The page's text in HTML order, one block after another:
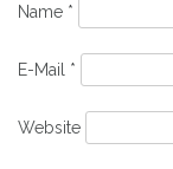
Name *
E-Mail *
Website